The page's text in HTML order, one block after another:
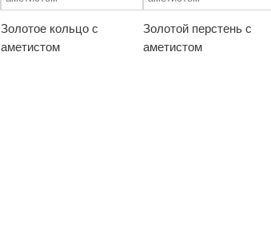
Золотое кольцо с
аметистом
Золотой перстень с
аметистом